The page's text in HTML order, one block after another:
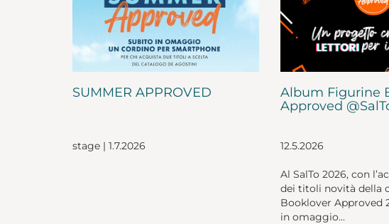
SUMMER APPROVED
stage | 1.7.2026
Album Figurine
Approved
12.5.2026
Al SalTo 2026, con
dei titoli novità della
Booklover Approved
in omaggio...